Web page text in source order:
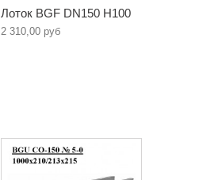
Лоток BGF DN150 H100
2 310,00 руб